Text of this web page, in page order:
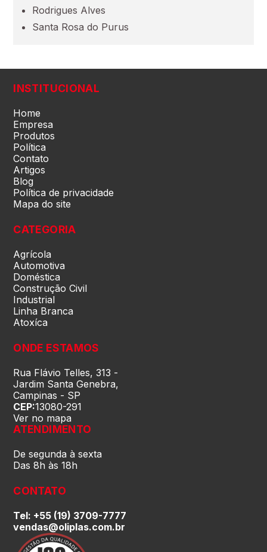
Rio Grande do Sul (RS)
Roraima (RR)
Tocantins (TO)
Rodrigues Alves
Santa Rosa do Purus
INSTITUCIONAL
Home
Empresa
Produtos
Política
Contato
Artigos
Blog
Política de privacidade
Mapa do site
CATEGORIA
Agrícola
Automotiva
Doméstica
Construção Civil
Industrial
Linha Branca
Atoxíca
ONDE ESTAMOS
Rua Flávio Telles, 313 -
Jardim Santa Genebra,
Campinas - SP
CEP:13080-291
Ver no mapa
ATENDIMENTO
De segunda à sexta
Das 8h às 18h
CONTATO
Tel: +55 (19) 3709-7777
vendas@oliplas.com.br